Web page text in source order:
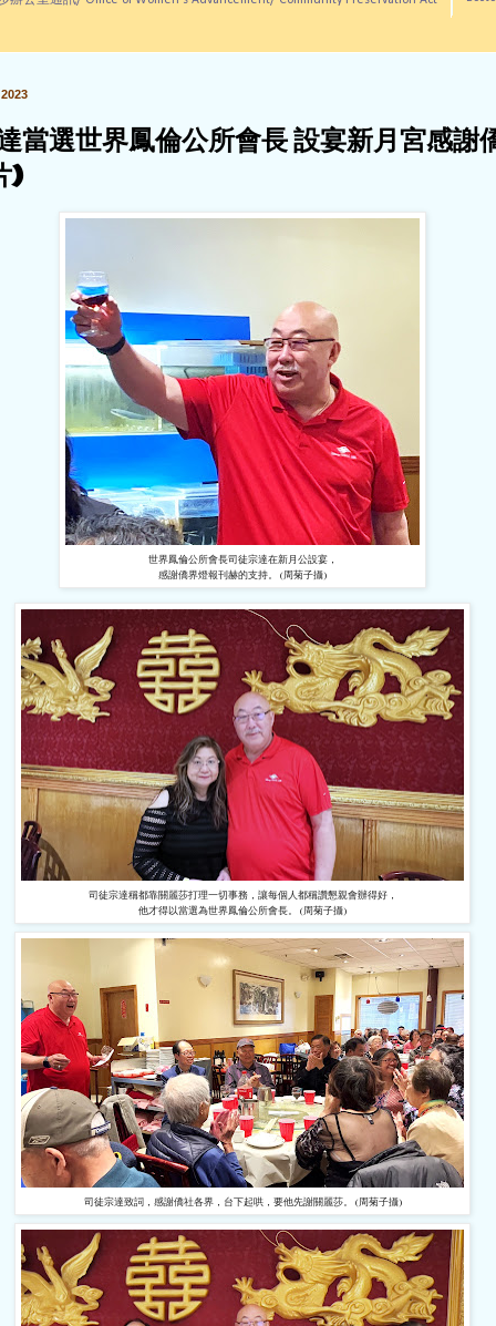
當選世界鳳倫公所會長 設宴新月宮感謝
)
世界鳳倫公所會長司徒宗達在新月公設宴，
感謝僑界燈報刊赫的支持。 (周菊子攝)
司徒宗達稱都靠關麗莎打理一切事務，讓每個人都稱讚懇親會辦得好，
他才得以當選為世界鳳倫公所會長。 (周菊子攝)
司徒宗達致詞，感謝僑社各界，台下起哄，要他先謝關麗莎。 (周菊子攝)